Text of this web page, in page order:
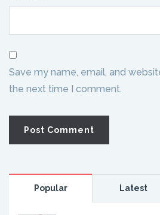
Save my name, email, and
the next time I comment.
Popular Latest